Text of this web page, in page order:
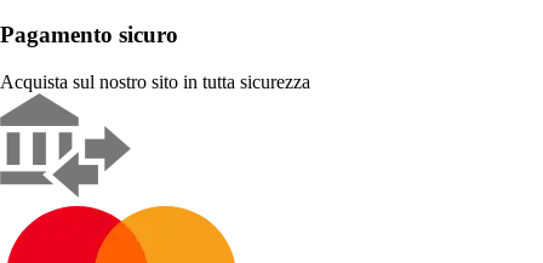
Pagamento sicuro
Acquista sul nostro sito in tutta sicurezza